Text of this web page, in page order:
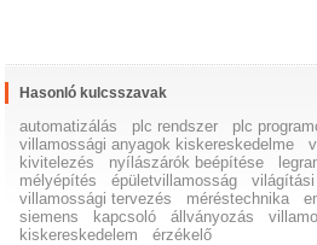
Hasonló kulcsszavak
automatizálás plc rendszer plc
villamossági anyagok kiskereskedelme
kivitelezés
nyílászárók beépítése
mélyépítés
épületvillamosság világítási
villamossági tervezés
méréstechnika
siemens
kapcsoló állványozás
kiskereskedelem
érzékelő